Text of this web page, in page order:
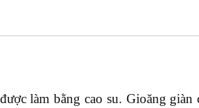
làm bằng cao su. Gioăng